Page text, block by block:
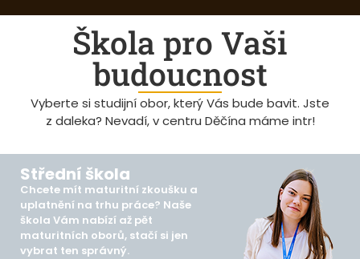
Škola pro Vaši
budoucnost
Vyberte si studijní obor, který Vás bude bavit. Jste
z daleka? Nevadí, v centru Děčína máme intr!
Střední škola
Chcete mít maturitní zkoušku a
uplatnění na trhu práce? Naše
škola Vám nabízí až pět
maturitních oborů, stačí si jen
vybrat ten správný.